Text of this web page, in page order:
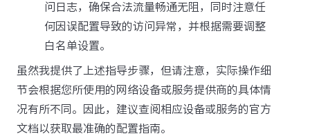
问日志，确保合法流量畅通无阻，同时注意任
何因误配置导致的访问异常，并根据需要调整
白名单设置。
虽然我提供了上述指导步骤，但请注意，实际操作细
节会根据您所使用的网络设备或服务提供商的具体情
况有所不同。因此，建议查阅相应设备或服务的官方
文档以获取最准确的配置指南。